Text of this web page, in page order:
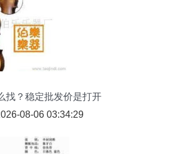
找？稳定批发价是打开
场的钥匙
08-06 03:34:29